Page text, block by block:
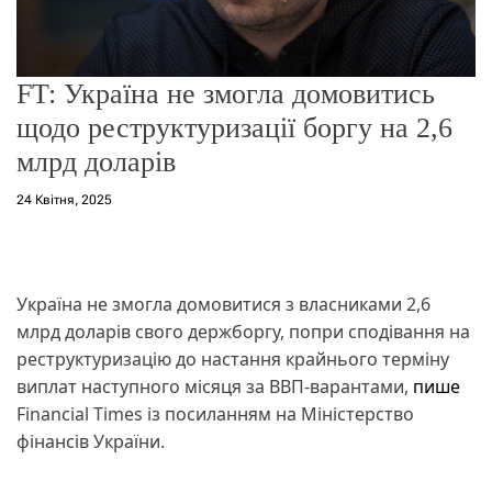
FT: Україна не змогла домовитись
щодо реструктуризації боргу на 2,6
млрд доларів
24 Квітня, 2025
Україна не змогла домовитися з власниками 2,6
млрд доларів свого держборгу, попри сподівання на
реструктуризацію до настання крайнього терміну
виплат наступного місяця за ВВП-варантами, пише
Financial Times із посиланням на Міністерство
фінансів України.